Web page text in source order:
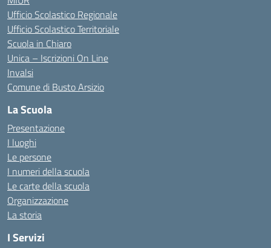
Ufficio Scolastico Regionale
Ufficio Scolastico Territoriale
Scuola in Chiaro
Unica – Iscrizioni On Line
Invalsi
Comune di Busto Arsizio
La Scuola
Presentazione
I luoghi
Le persone
I numeri della scuola
Le carte della scuola
Organizzazione
La storia
I Servizi